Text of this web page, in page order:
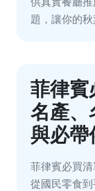
題，讓你的秋
菲律賓
名產、
與必帶
菲律賓必買清
從國民零食